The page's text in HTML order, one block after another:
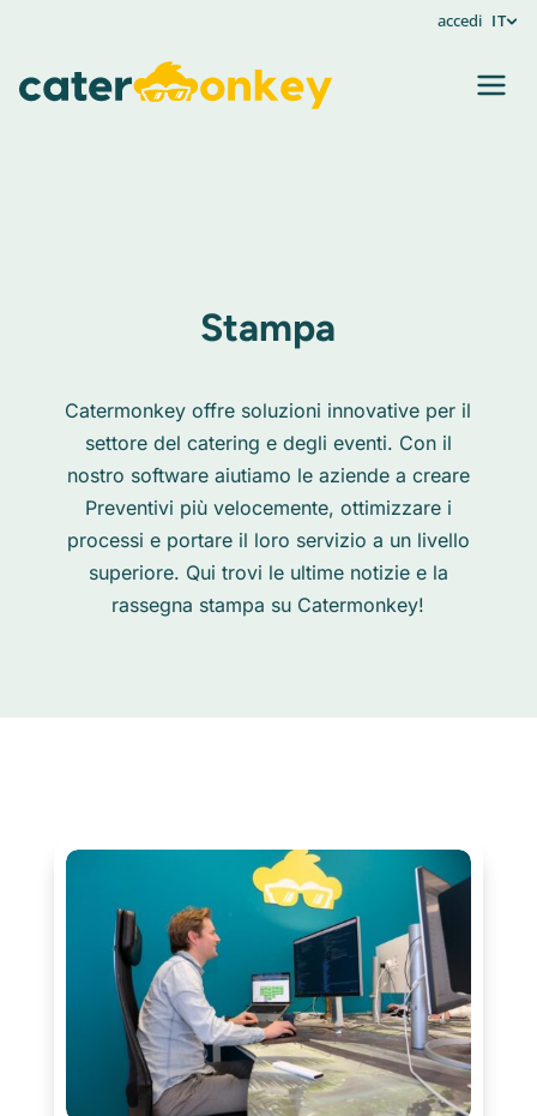
accedi IT
Stampa
Catermonkey offre soluzioni innovative per il
settore del catering e degli eventi. Con il
nostro software aiutiamo le aziende a creare
Preventivi più velocemente, ottimizzare i
processi e portare il loro servizio a un livello
superiore. Qui trovi le ultime notizie e la
rassegna stampa su Catermonkey!